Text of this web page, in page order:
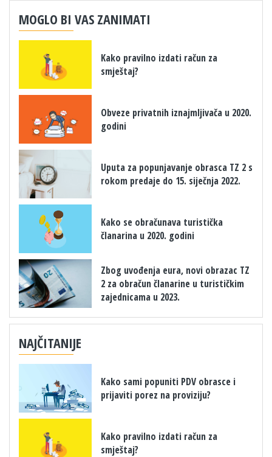
MOGLO BI VAS ZANIMATI
Kako pravilno izdati račun za
smještaj?
Obveze privatnih iznajmljivača u 2020.
godini
Uputa za popunjavanje obrasca TZ 2 s
rokom predaje do 15. siječnja 2022.
Kako se obračunava turistička
članarina u 2020. godini
Zbog uvođenja eura, novi obrazac TZ
2 za obračun članarine u turističkim
zajednicama u 2023.
NAJČITANIJE
Kako sami popuniti PDV obrasce i
prijaviti porez na proviziju?
Kako pravilno izdati račun za
smještaj?